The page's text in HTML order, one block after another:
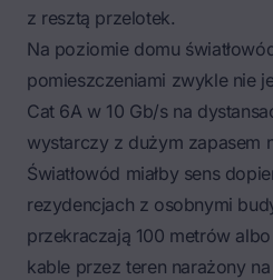
z resztą przelotek.
Na poziomie domu
pomieszczeniami zwykle nie
Cat 6A w 10 Gb/s na
wystarczy z dużym zapasem
Światłowód miałby sens
rezydencjach z osobnymi
przekraczają 100 metrów
kable przez teren narażony na